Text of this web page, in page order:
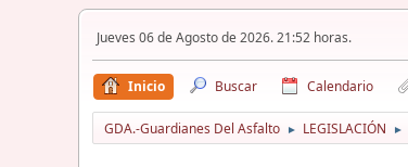
Jueves 06 de Agosto de 2026. 21:52 horas.
Inicio Buscar Calendario
GDA.-Guardianes Del Asfalto ► LEGISLACIÓN ►